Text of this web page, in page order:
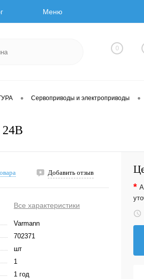
Меню
0
• Сервоприводы и электроприводы •
24В
Добавить отзыв
Все характеристики
Varmann
702371
шт
1
1 год
*